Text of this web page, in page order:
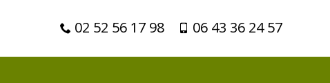
02 52 56 17 98 06 43 36 24 57